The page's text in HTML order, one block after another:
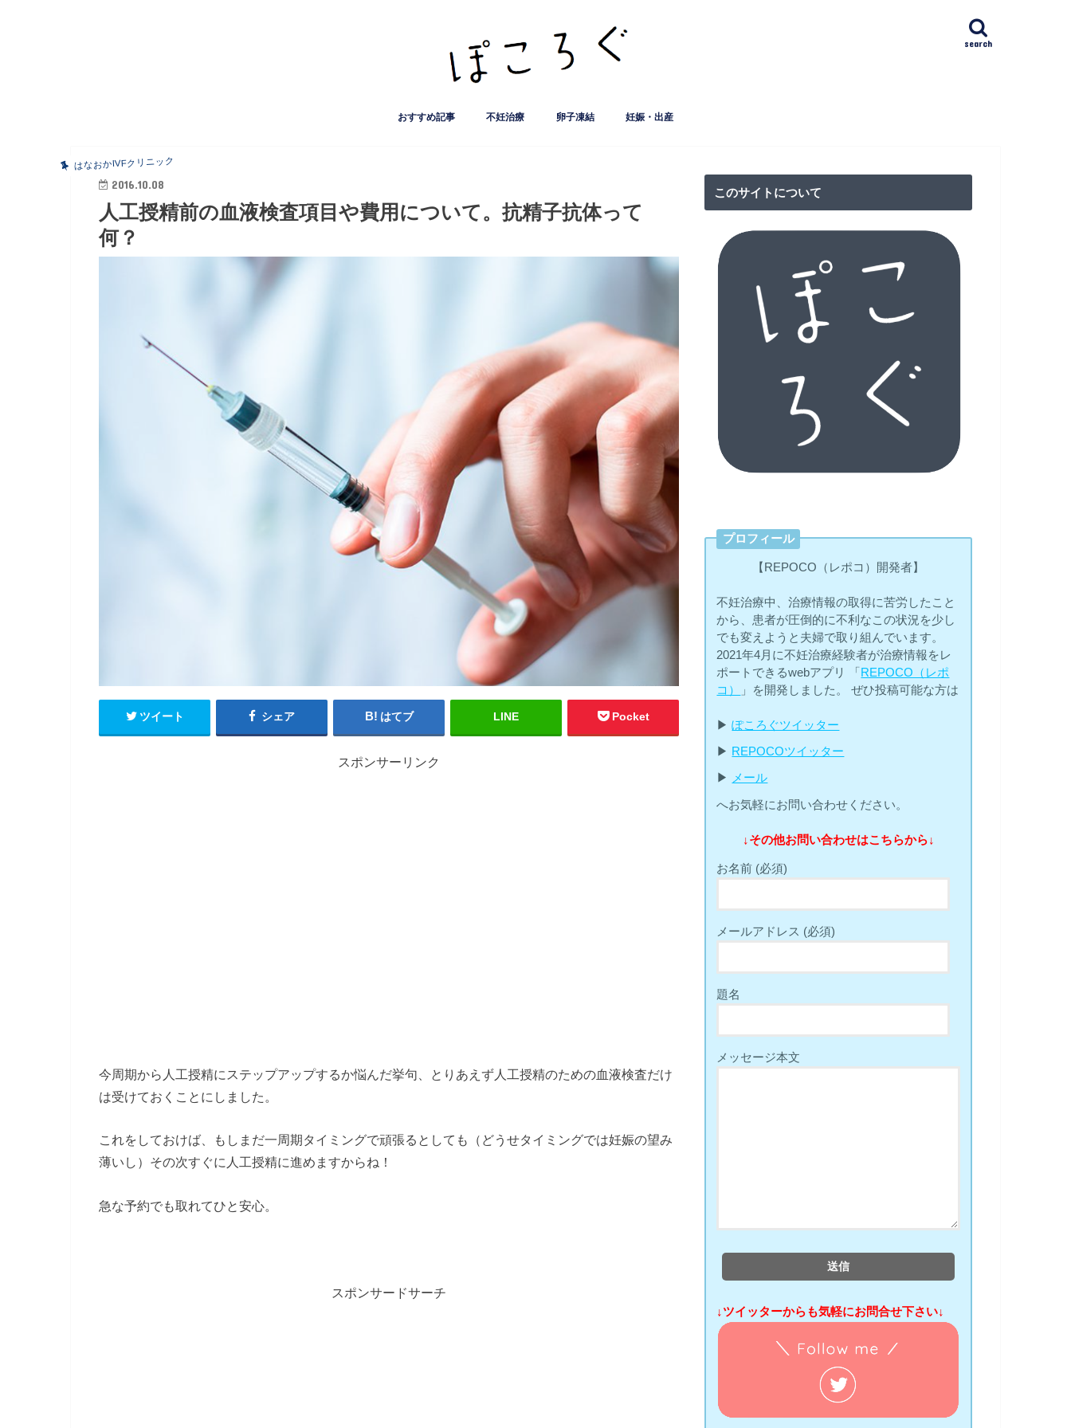
search
おすすめ記事 不妊治療 卵子凍結 妊娠・出産
はなおかIVFクリニック
2016.10.08
人工授精前の血液検査項目や費用について。抗精子抗体って
何？
ツイート シェア はてブ LINE Pocket
スポンサーリンク
今周期から人工授精にステップアップするか悩んだ挙句、とりあえず人工授精のための血液検査だけ
は受けておくことにしました。
これをしておけば、もしまだ一周期タイミングで頑張るとしても（どうせタイミングでは妊娠の望み
薄いし）その次すぐに人工授精に進めますからね！
急な予約でも取れてひと安心。
スポンサードサーチ
このサイトについて
プロフィール
【REPOCO（レポコ）開発者】
不妊治療中、治療情報の取得に苦労したこと
から、患者が圧倒的に不利なこの状況を少し
でも変えようと夫婦で取り組んでいます。
2021年4月に不妊治療経験者が治療情報をレ
ポートできるwebアプリ 「 REPOCO（レポ
コ）
」を開発しました。 ぜひ投稿可能な方は
▶︎ぽころぐツイッター
▶︎ REPOCOツイッター
▶︎ メール
へお気軽にお問い合わせください。
↓その他お問い合わせはこちらから↓
お名前 (必須)
メールアドレス (必須)
題名
メッセージ本文
↓ツイッターからも気軽にお問合せ下さい↓